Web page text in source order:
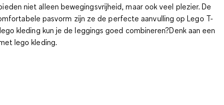
niet alleen bewegingsvrijheid, maar ook veel plezier. De
pasvorm zijn ze de perfecte aanvulling op Lego T-
kleding kun je de leggings goed combineren?Denk aan een
lego kleding.